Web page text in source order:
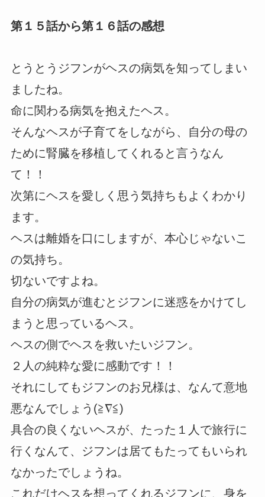
第１５話から第１６話の感想
とうとうジフンがヘスの病気を知ってしまい
ましたね。
命に関わる病気を抱えたヘス。
そんなヘスが子育てをしながら、自分の母の
ために腎臓を移植してくれると言うなん
て！！
次第にヘスを愛しく思う気持ちもよくわかり
ます。
ヘスは離婚を口にしますが、本心じゃないこ
の気持ち。
切ないですよね。
自分の病気が進むとジフンに迷惑をかけてし
まうと思っているヘス。
ヘスの側でヘスを救いたいジフン。
２人の純粋な愛に感動です！！
それにしてもジフンのお兄様は、なんて意地
悪なんでしょう(≧∇≦)
具合の良くないヘスが、たった１人で旅行に
行くなんて、ジフンは居てもたってもいられ
なかったでしょうね。
これだけヘスを想ってくれるジフンに、身を